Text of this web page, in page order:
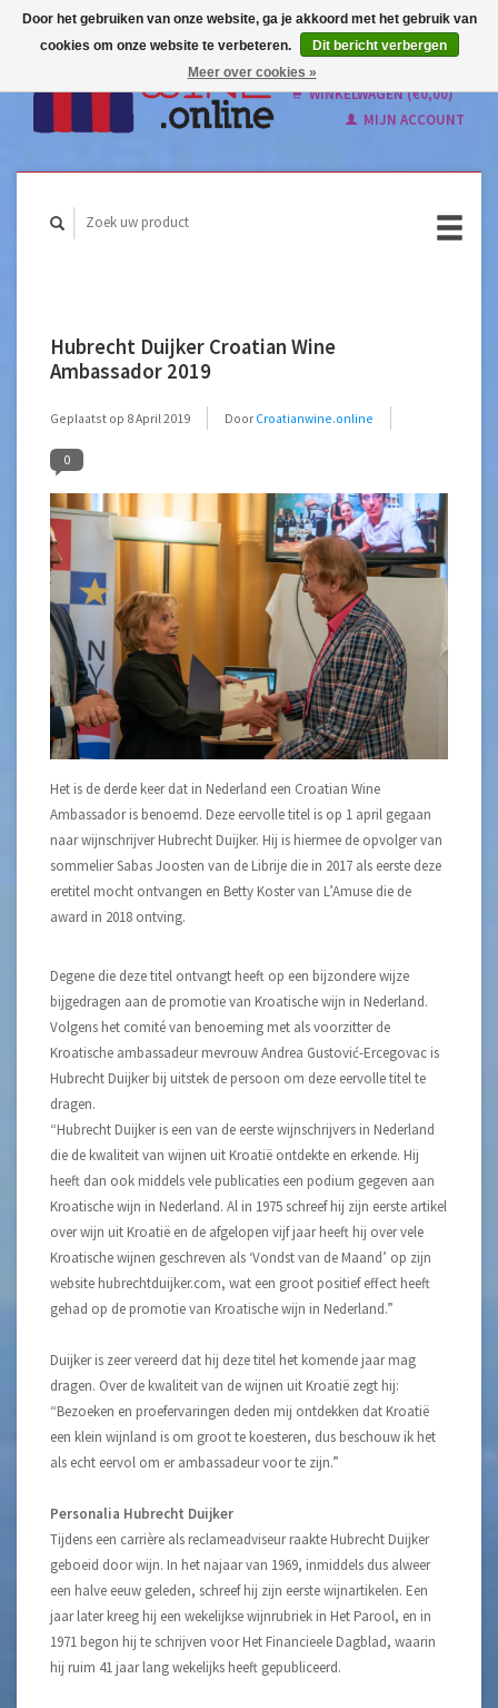
Nederlands
WINKELWAGEN (€0,00)
MIJN ACCOUNT
Hubrecht Duijker Croatian Wine
Ambassador 2019
Geplaatst op 8 April 2019 Door Croatianwine.online
0
Het is de derde keer dat in Nederland een Croatian Wine
Ambassador is benoemd. Deze eervolle titel is op 1 april gegaan
naar wijnschrijver Hubrecht Duijker. Hij is hiermee de opvolger van
sommelier Sabas Joosten van de Librije die in 2017 als eerste deze
eretitel mocht ontvangen en Betty Koster van L’Amuse die de
award in 2018 ontving.
Degene die deze titel ontvangt heeft op een bijzondere wijze
bijgedragen aan de promotie van Kroatische wijn in Nederland.
Volgens het comité van benoeming met als voorzitter de
Kroatische ambassadeur mevrouw Andrea Gustović-Ercegovac is
Hubrecht Duijker bij uitstek de persoon om deze eervolle titel te
dragen.
“Hubrecht Duijker is een van de eerste wijnschrijvers in Nederland
die de kwaliteit van wijnen uit Kroatië ontdekte en erkende. Hij
heeft dan ook middels vele publicaties een podium gegeven aan
Kroatische wijn in Nederland. Al in 1975 schreef hij zijn eerste artikel
over wijn uit Kroatië en de afgelopen vijf jaar heeft hij over vele
Kroatische wijnen geschreven als ‘Vondst van de Maand’ op zijn
website hubrechtduijker.com, wat een groot positief effect heeft
gehad op de promotie van Kroatische wijn in Nederland.”
Duijker is zeer vereerd dat hij deze titel het komende jaar mag
dragen. Over de kwaliteit van de wijnen uit Kroatië zegt hij:
“Bezoeken en proefervaringen deden mij ontdekken dat Kroatië
een klein wijnland is om groot te koesteren, dus beschouw ik het
als echt eervol om er ambassadeur voor te zijn.”
Personalia Hubrecht Duijker
Tijdens een carrière als reclameadviseur raakte Hubrecht Duijker
geboeid door wijn. In het najaar van 1969, inmiddels dus alweer
een halve eeuw geleden, schreef hij zijn eerste wijnartikelen. Een
jaar later kreeg hij een wekelijkse wijnrubriek in Het Parool, en in
1971 begon hij te schrijven voor Het Financieele Dagblad, waarin
hij ruim 41 jaar lang wekelijks heeft gepubliceerd.
Door het gebruiken van onze website, ga je akkoord met het gebruik van
cookies om onze website te verbeteren.
Dit bericht verbergen
Meer over cookies »